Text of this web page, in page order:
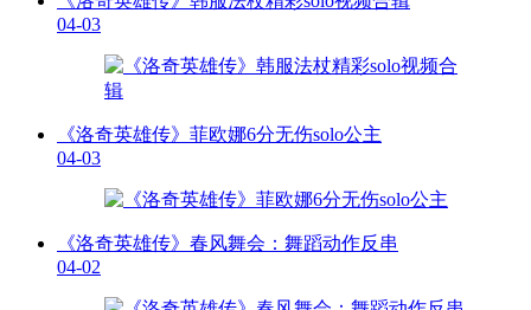
04-03
《洛奇英雄传》菲欧娜6分无伤solo公主
04-03
《洛奇英雄传》春风舞会：舞蹈动作反串
04-02